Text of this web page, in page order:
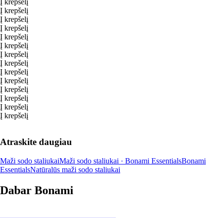
Į krepšelį
Į krepšelį
Į krepšelį
Į krepšelį
Į krepšelį
Į krepšelį
Į krepšelį
Į krepšelį
Į krepšelį
Į krepšelį
Į krepšelį
Į krepšelį
Į krepšelį
Atraskite daugiau
Maži sodo staliukaiMaži sodo staliukai · Bonami EssentialsBonami
EssentialsNatūralūs maži sodo staliukai
Dabar Bonami